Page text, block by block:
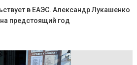
в ЕАЭС. Александр Лукашенко
предстоящий год